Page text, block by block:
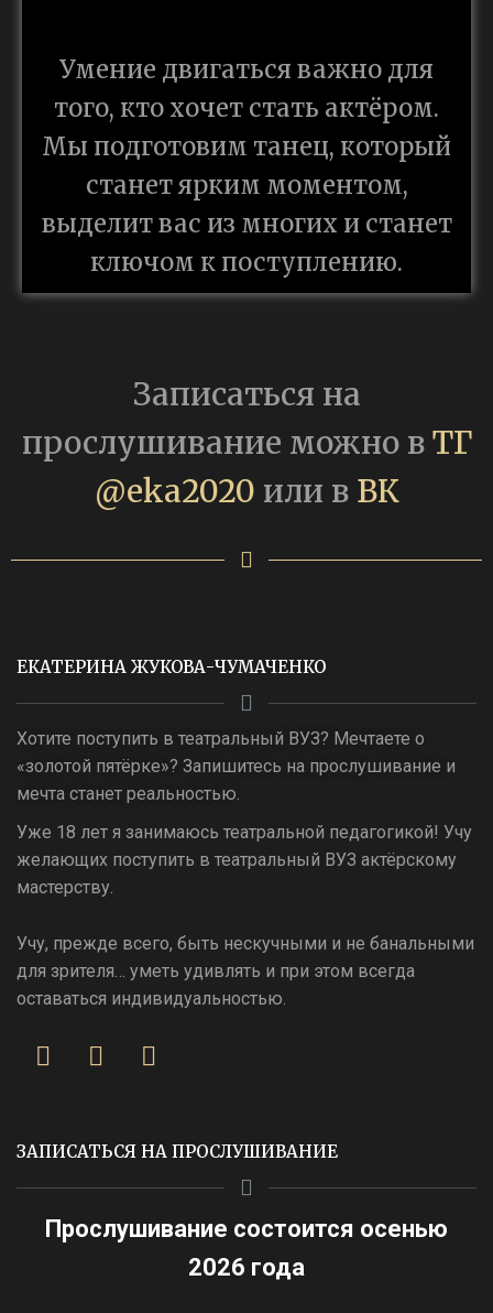
Умение двигаться важно для
того, кто хочет стать актёром.
Мы подготовим танец, который
станет ярким моментом,
выделит вас из многих и станет
ключом к поступлению.
Записаться на
прослушивание можно вТГ
@eka2020 или в ВК
ЕКАТЕРИНА ЖУКОВА-ЧУМАЧЕНКО
Хотите поступить в театральный ВУЗ? Мечтаете о
«золотой пятёрке»? Запишитесь на прослушивание и
мечта станет реальностью.
Уже 18 лет я занимаюсь театральной педагогикой! Учу
желающих поступить в театральный ВУЗ актёрскому
мастерству.
Учу, прежде всего, быть нескучными и не банальными
для зрителя… уметь удивлять и при этом всегда
оставаться индивидуальностью.
ЗАПИСАТЬСЯ НА ПРОСЛУШИВАНИЕ
Прослушивание состоится осенью
2026 года